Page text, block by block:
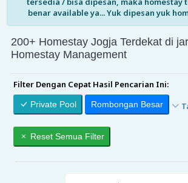
benar available ya... Yuk dipesan yuk
200+ Homestay Jogja Terdekat di
Homestay Management
Filter Dengan Cepat Hasil Pencarian Ini:
Private Pool Rombongan Besar
Reset Semua Filter